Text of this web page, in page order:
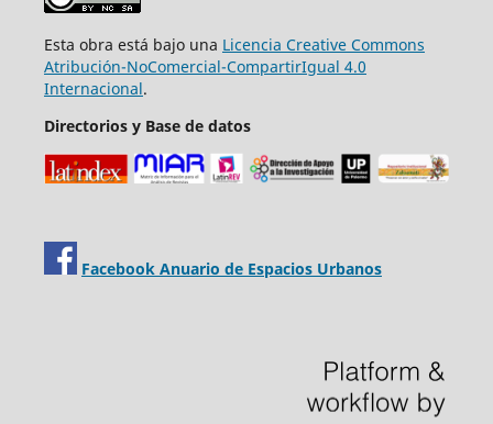
Esta obra está bajo una Licencia Creative Commons
Atribución-NoComercial-CompartirIgual 4.0
Internacional.
Directorios y Base de datos
Facebook Anuario de Espacios Urbanos